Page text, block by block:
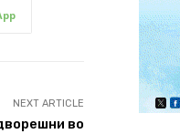
NEXT ARTICLE
во